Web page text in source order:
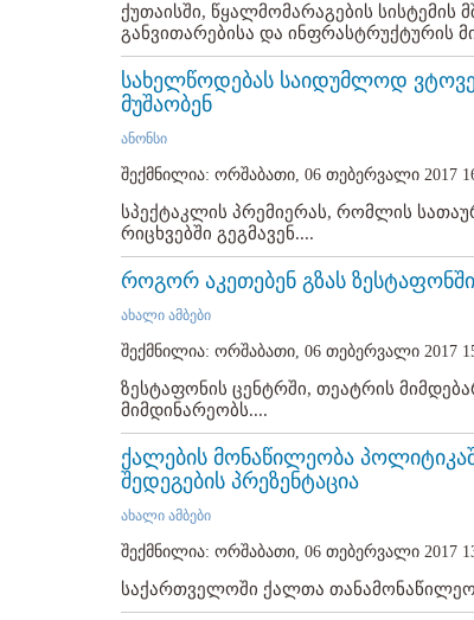
ქუთაისში, წყალმომარაგების
განვითარებისა და ინფრასტრუქტურის
სახელწოდებას საიდუმლოდ
მუშაობენ
ანონსი
შექმნილია: ორშაბათი, 06 თებერვალი 2017
სპექტაკლის პრემიერას, რომლის
რიცხვებში გეგმავენ....
როგორ აკეთებენ გზას
ახალი ამბები
შექმნილია: ორშაბათი, 06 თებერვალი 2017
ზესტაფონის ცენტრში, თეატრის
მიმდინარეობს....
ქალების მონაწილეობა
შედეგების პრეზენტაცია
ახალი ამბები
შექმნილია: ორშაბათი, 06 თებერვალი 2017
საქართველოში ქალთა